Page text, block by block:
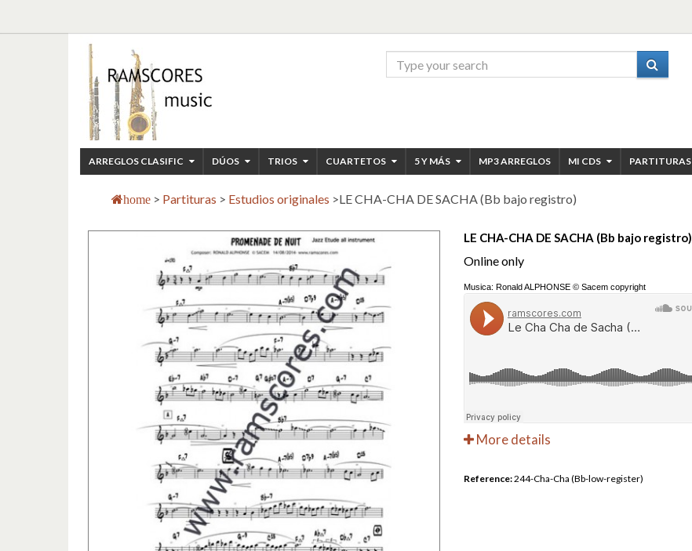
ARREGLOS CLASIFIC DÚOS TRIOS CUARTETOS 5 Y MÁS MP3 ARREGLOS MI CDS PARTITURAS
home > Partituras > Estudios originales >LE CHA-CHA DE SACHA (Bb bajo registro)
LE CHA-CHA DE SACHA (Bb bajo registro)
Online only
Musica: Ronald ALPHONSE © Sacem copyright
More details
Reference:244-Cha-Cha (Bb-low-register)